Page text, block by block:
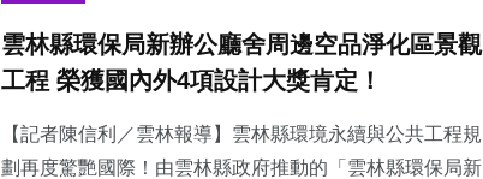
雲林縣環保局新辦公廳舍周邊空品淨化區景觀
工程 榮獲國內外4項設計大獎肯定！
【記者陳信利／雲林報導】雲林縣環境永續與公共工程規
劃再度驚艷國際！由雲林縣政府推動的「雲林縣環保局新